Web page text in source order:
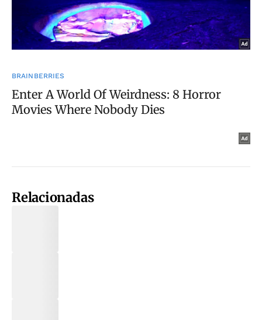
Relacionadas